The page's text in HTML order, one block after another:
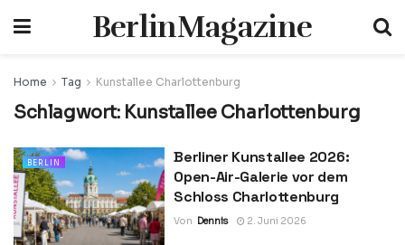
BerlinMagazine
Home Tag Kunstallee Charlottenburg
Schlagwort: Kunstallee Charlottenburg
BERLIN
Berliner Kunstallee 2026:
Open-Air-Galerie vor dem
Schloss Charlottenburg
Von Dennis 2. Juni 2026